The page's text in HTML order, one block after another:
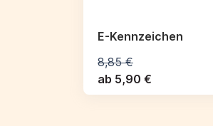
E-Kennzeichen
8,85 €
ab 5,90 €